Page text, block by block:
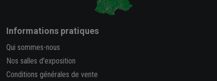
Informations pratiques
Qui sommes-nous
Nos salles d'exposition
Conditions générales de vente